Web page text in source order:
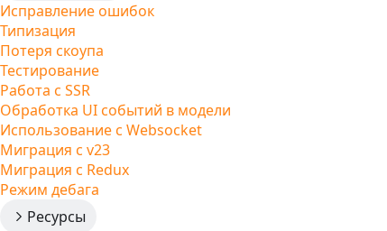
Исправление ошибок
Типизация
Потеря скоупа
Тестирование
Работа с SSR
Обработка UI событий в модели
Использование с Websocket
Миграция с v23
Миграция с Redux
Режим дебага
Ресурсы